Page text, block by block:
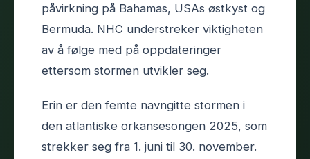
påvirkning på Bahamas, USAs østkyst og
Bermuda. NHC understreker viktigheten
av å følge med på oppdateringer
ettersom stormen utvikler seg.
Erin er den femte navngitte stormen i
den atlantiske orkansesongen 2025, som
strekker seg fra 1. juni til 30. november.